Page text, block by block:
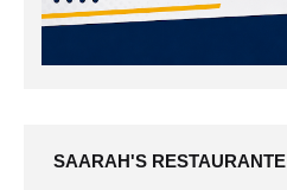
SAARAH'S RESTAURANTE